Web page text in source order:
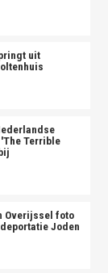
uit
Terrible
Overijssel foto
Joden
in